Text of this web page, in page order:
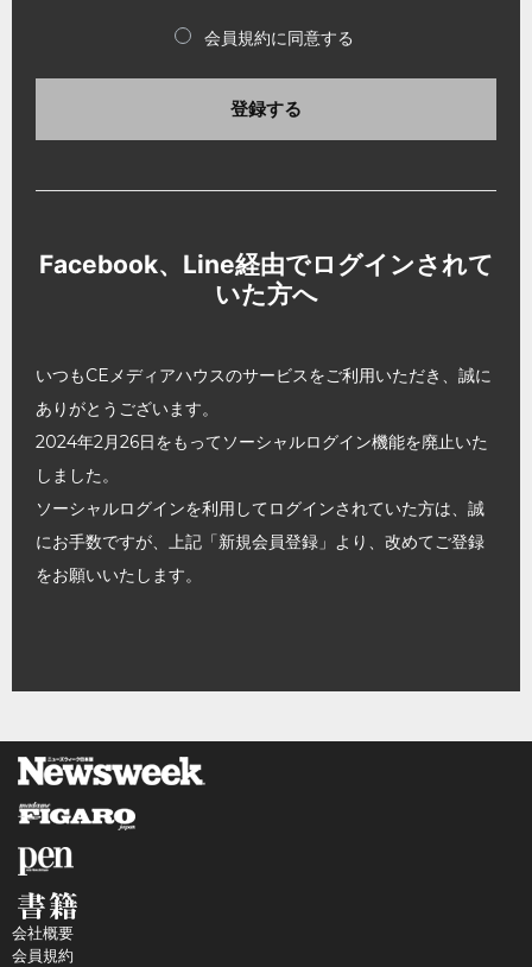
会員規約に同意する
登録する
Facebook、Line経由でログインされて
いた方へ
いつもCEメディアハウスのサービスをご利用いただき、誠に
ありがとうございます。
2024年2月26日をもってソーシャルログイン機能を廃止いた
しました。
ソーシャルログインを利用してログインされていた方は、誠
にお手数ですが、上記「新規会員登録」より、改めてご登録
をお願いいたします。
会社概要
会員規約